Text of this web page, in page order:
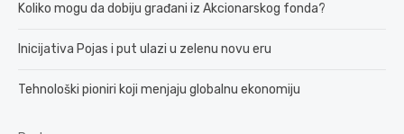
Koliko mogu da dobiju građani iz Akcionarskog fonda?
Inicijativa Pojas i put ulazi u zelenu novu eru
Tehnološki pioniri koji menjaju globalnu ekonomiju